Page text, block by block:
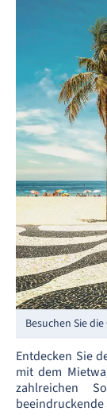
Besuchen Sie
Entdecken Sie
mit dem
zahlreichen
beeindruckende